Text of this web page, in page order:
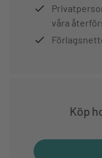
våra
Köp